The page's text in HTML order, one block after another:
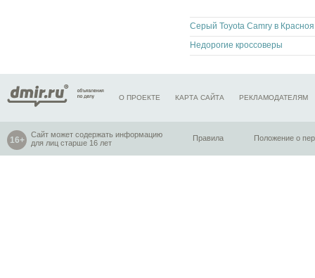
Недорогие кроссоверы
О ПРОЕКТЕ КАРТА САЙТА РЕКЛАМОДАТЕЛЯМ
Сайт может содержать информацию
для лиц старше 16 лет
Правила Положение о